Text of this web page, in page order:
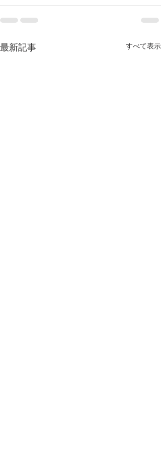
最新記事 すべて表示